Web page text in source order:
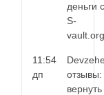
деньги с
S-
vault.org
11:54
дп
отзывы:
вернуть